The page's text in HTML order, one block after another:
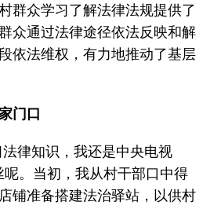
群众学习了解法律法规提供了
众通过法律途径依法反映和解
依法维权，有力地推动了基层
门口
律知识，我还是中央电视
呢。当初，我从村干部口中得
铺准备搭建法治驿站，以供村